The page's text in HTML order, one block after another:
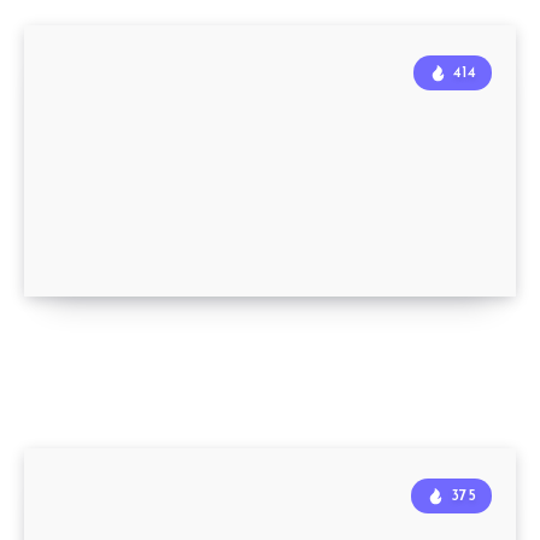
414
375